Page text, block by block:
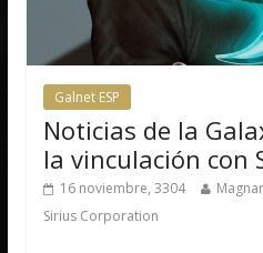
Galnet ESP
Noticias de la
la vinculación con
16 noviembre, 3304
Sirius Corporation